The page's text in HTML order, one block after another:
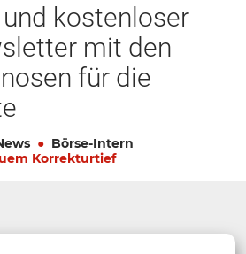
kostenloser
mit den
für die
Börse-Intern
Korrekturtief